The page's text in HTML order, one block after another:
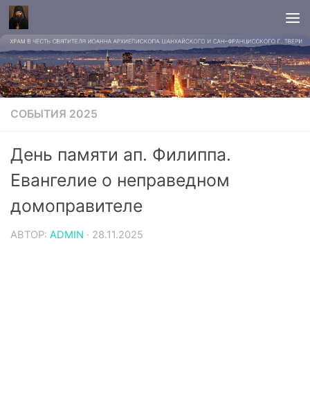
СОБЫТИЯ 2025
День памяти ап. Филиппа.
Евангелие о неправедном
домоправителе
АВТОР: ADMIN · 28.11.2025